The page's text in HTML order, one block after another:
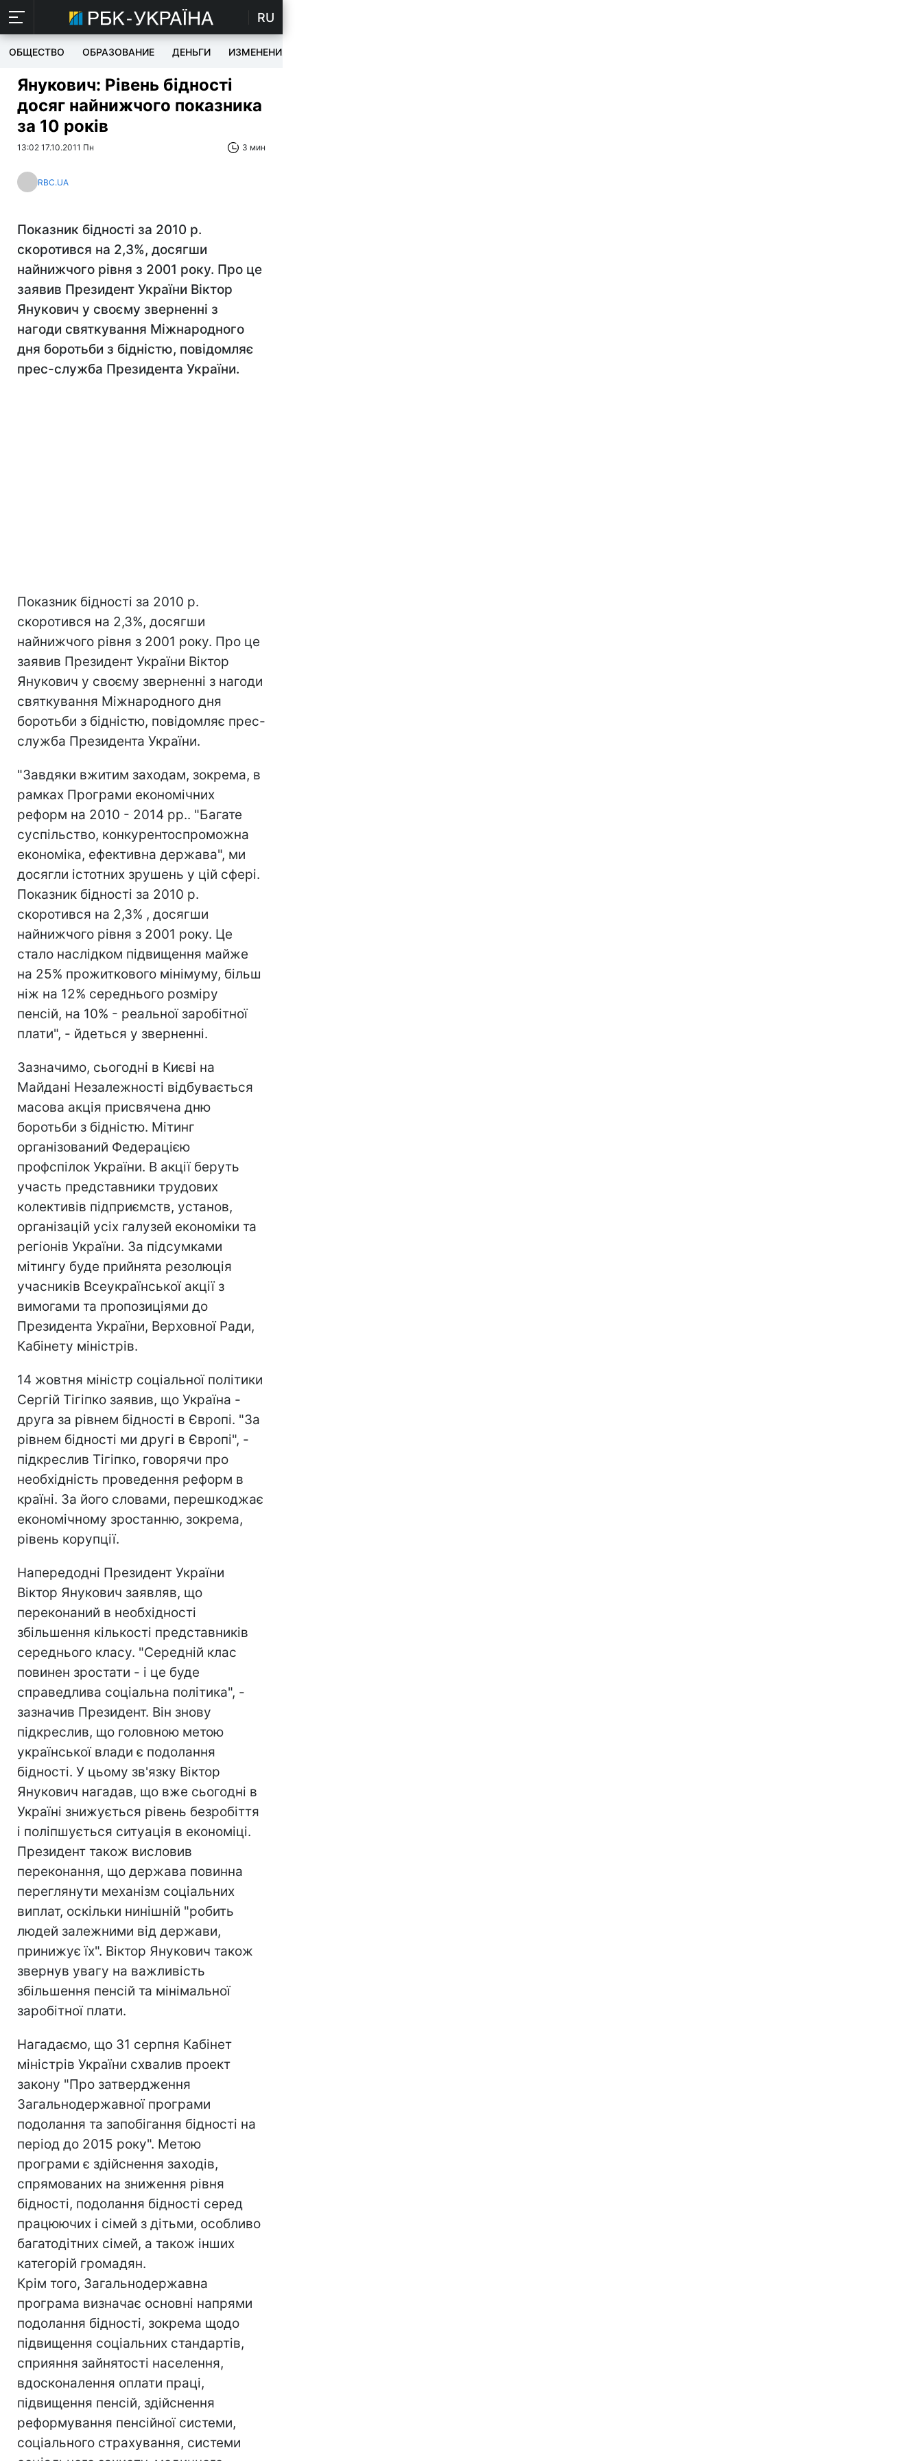
RU
ОБЩЕСТВО ОБРАЗОВАНИЕ ДЕНЬГИ ИЗМЕНЕНИЯ
Янукович: Рівень бідності
досяг найнижчого показника
за 10 років
13:02 17.10.2011 Пн 3 мин
RBC.UA
Показник бідності за 2010 р.
скоротився на 2,3%, досягши
найнижчого рівня з 2001 року. Про це
заявив Президент України Віктор
Янукович у своєму зверненні з
нагоди святкування Міжнародного
дня боротьби з бідністю, повідомляє
прес-служба Президента України.
Показник бідності за 2010 р.
скоротився на 2,3%, досягши
найнижчого рівня з 2001 року. Про це
заявив Президент України Віктор
Янукович у своєму зверненні з нагоди
святкування Міжнародного дня
боротьби з бідністю, повідомляє прес-
служба Президента України.
"Завдяки вжитим заходам, зокрема, в
рамках Програми економічних
реформ на 2010 - 2014 рр.. "Багате
суспільство, конкурентоспроможна
економіка, ефективна держава", ми
досягли істотних зрушень у цій сфері.
Показник бідності за 2010 р.
скоротився на 2,3% , досягши
найнижчого рівня з 2001 року. Це
стало наслідком підвищення майже
на 25% прожиткового мінімуму, більш
ніж на 12% середнього розміру
пенсій, на 10% - реальної заробітної
плати", - йдеться у зверненні.
Зазначимо, сьогодні в Києві на
Майдані Незалежності відбувається
масова акція присвячена дню
боротьби з бідністю. Мітинг
організований Федерацією
профспілок України. В акції беруть
участь представники трудових
колективів підприємств, установ,
організацій усіх галузей економіки та
регіонів України. За підсумками
мітингу буде прийнята резолюція
учасників Всеукраїнської акції з
вимогами та пропозиціями до
Президента України, Верховної Ради,
Кабінету міністрів.
14 жовтня міністр соціальної політики
Сергій Тігіпко заявив, що Україна -
друга за рівнем бідності в Європі. "За
рівнем бідності ми другі в Європі", -
підкреслив Тігіпко, говорячи про
необхідність проведення реформ в
країні. За його словами, перешкоджає
економічному зростанню, зокрема,
рівень корупції.
Напередодні Президент України
Віктор Янукович заявляв, що
переконаний в необхідності
збільшення кількості представників
середнього класу. "Середній клас
повинен зростати - і це буде
справедлива соціальна політика", -
зазначив Президент. Він знову
підкреслив, що головною метою
української влади є подолання
бідності. У цьому зв'язку Віктор
Янукович нагадав, що вже сьогодні в
Україні знижується рівень безробіття
і поліпшується ситуація в економіці.
Президент також висловив
переконання, що держава повинна
переглянути механізм соціальних
виплат, оскільки нинішній "робить
людей залежними від держави,
принижує їх". Віктор Янукович також
звернув увагу на важливість
збільшення пенсій та мінімальної
заробітної плати.
Нагадаємо, що 31 серпня Кабінет
міністрів України схвалив проект
закону "Про затвердження
Загальнодержавної програми
подолання та запобігання бідності на
період до 2015 року". Метою
програми є здійснення заходів,
спрямованих на зниження рівня
бідності, подолання бідності серед
працюючих і сімей з дітьми, особливо
багатодітних сімей, а також інших
категорій громадян.
Крім того, Загальнодержавна
програма визначає основні напрями
подолання бідності, зокрема щодо
підвищення соціальних стандартів,
сприяння зайнятості населення,
вдосконалення оплати праці,
підвищення пенсій, здійснення
реформування пенсійної системи,
соціального страхування, системи